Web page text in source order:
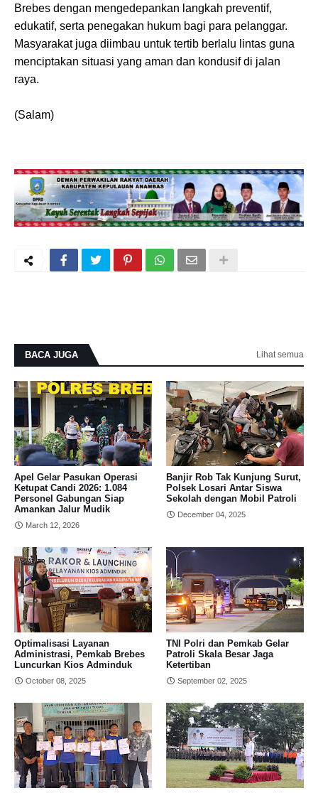
Brebes dengan mengedepankan langkah preventif,
edukatif, serta penegakan hukum bagi para pelanggar.
Masyarakat juga diimbau untuk tertib berlalu lintas guna
menciptakan situasi yang aman dan kondusif di jalan
raya.
(Salam)
BACA JUGA Lihat semua
Apel Gelar Pasukan Operasi
Ketupat Candi 2026: 1.084
Personel Gabungan Siap
Amankan Jalur Mudik
March 12, 2026
Banjir Rob Tak Kunjung Surut,
Polsek Losari Antar Siswa
Sekolah dengan Mobil Patroli
December 04, 2025
Optimalisasi Layanan
Administrasi, Pemkab Brebes
Luncurkan Kios Adminduk
October 08, 2025
TNI Polri dan Pemkab Gelar
Patroli Skala Besar Jaga
Ketertiban
September 02, 2025